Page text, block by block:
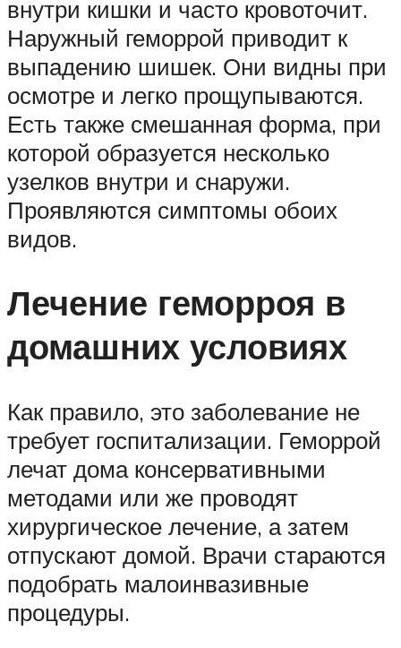
внутри кишки и часто кровоточит.
Наружный геморрой приводит к
выпадению шишек. Они видны при
осмотре и легко прощупываются.
Есть также смешанная форма, при
которой образуется несколько
узелков внутри и снаружи.
Проявляются симптомы обоих
видов.
Лечение геморроя в
домашних условиях
Как правило, это заболевание не
требует госпитализации. Геморрой
лечат дома консервативными
методами или же проводят
хирургическое лечение, а затем
отпускают домой. Врачи стараются
подобрать малоинвазивные
процедуры.